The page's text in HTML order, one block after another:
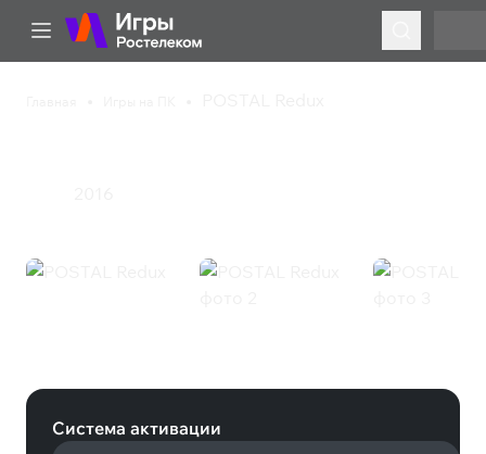
Система активации